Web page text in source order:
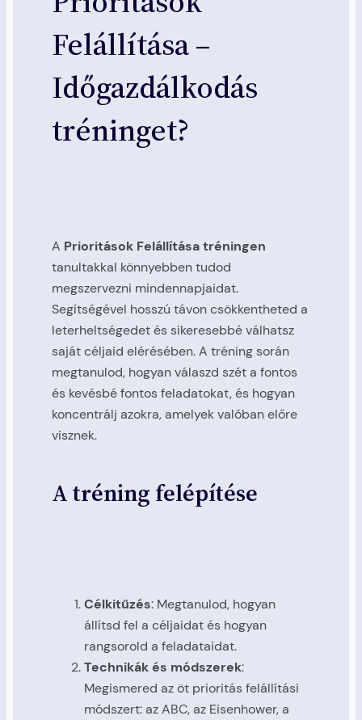
Felállítása –
Időgazdálkodás
tréninget?
A Prioritások Felállítása tréningen
tanultakkal könnyebben tudod
megszervezni mindennapjaidat.
Segítségével hosszú távon csökkentheted a
leterheltségedet és sikeresebbé válhatsz
saját céljaid elérésében. A tréning során
megtanulod, hogyan válaszd szét a fontos
és kevésbé fontos feladatokat, és hogyan
koncentrálj azokra, amelyek valóban előre
visznek.
A tréning felépítése
Célkitűzés: Megtanulod, hogyan
állítsd fel a céljaidat és hogyan
rangsorold a feladataidat.
Technikák és módszerek:
Megismered az öt prioritás felállítási
módszert: az ABC, az Eisenhower, a